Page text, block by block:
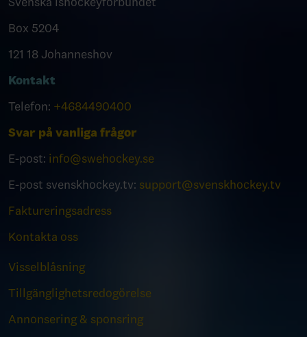
Box 5204
121 18 Johanneshov
Kontakt
Telefon: +4684490400
Svar på vanliga frågor
E-post: info@swehockey.se
E-post svenskhockey.tv: support@svenskhockey.tv
Faktureringsadress
Kontakta oss
Visselblåsning
Tillgänglighetsredogörelse
Annonsering & sponsring